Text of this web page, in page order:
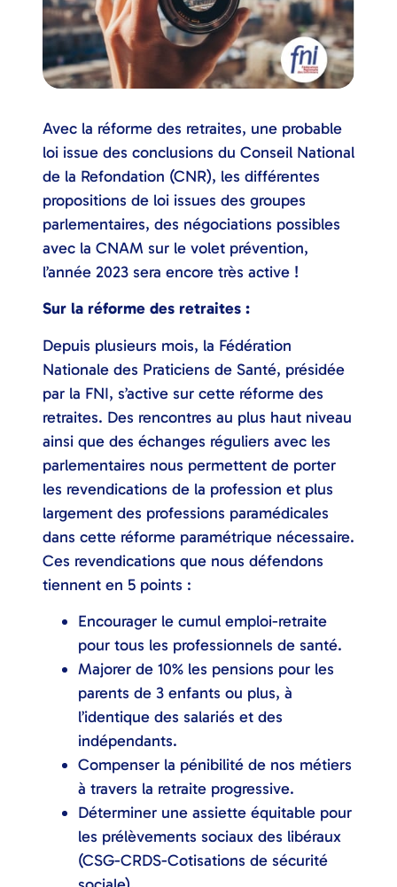
Avec la réforme des retraites, une probable
loi issue des conclusions du Conseil National
de la Refondation (CNR), les différentes
propositions de loi issues des groupes
parlementaires, des négociations possibles
avec la CNAM sur le volet prévention,
l’année 2023 sera encore très active !
Sur la réforme des retraites :
Depuis plusieurs mois, la Fédération
Nationale des Praticiens de Santé, présidée
par la FNI, s’active sur cette réforme des
retraites. Des rencontres au plus haut niveau
ainsi que des échanges réguliers avec les
parlementaires nous permettent de porter
les revendications de la profession et plus
largement des professions paramédicales
dans cette réforme paramétrique nécessaire.
Ces revendications que nous défendons
tiennent en 5 points :
Encourager le cumul emploi-retraite
pour tous les professionnels de santé.
Majorer de 10% les pensions pour les
parents de 3 enfants ou plus, à
l’identique des salariés et des
indépendants.
Compenser la pénibilité de nos métiers
à travers la retraite progressive.
Déterminer une assiette équitable pour
les prélèvements sociaux des libéraux
(CSG-CRDS-Cotisations de sécurité